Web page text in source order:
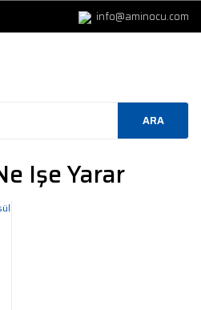
info@aminocu.com
ARA
Işe Yarar